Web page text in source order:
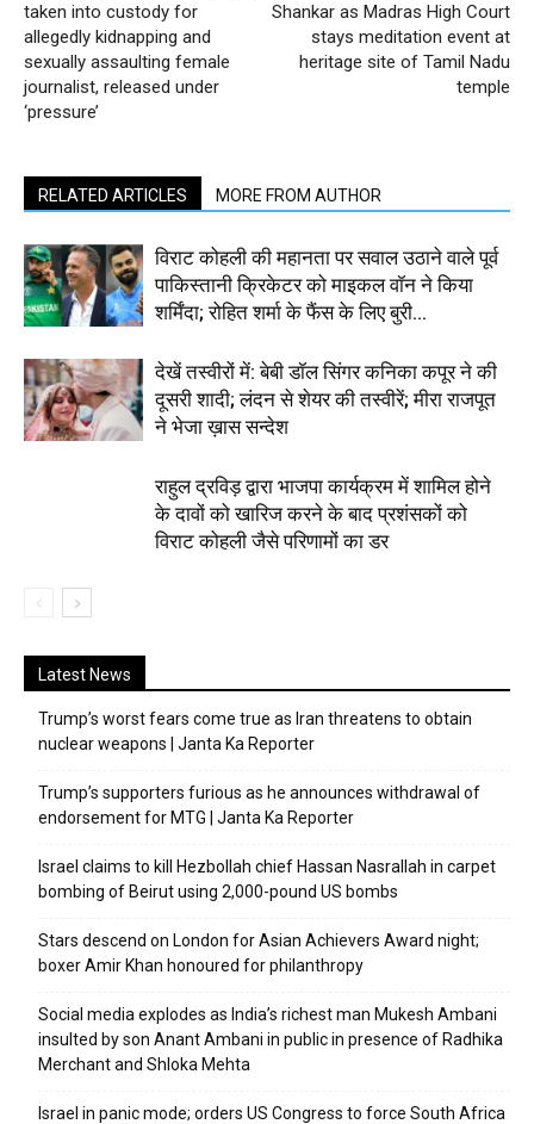
taken into custody for
allegedly kidnapping and
sexually assaulting female
journalist, released under
‘pressure’
Shankar as Madras High Court
stays meditation event at
heritage site of Tamil Nadu
temple
RELATED ARTICLES MORE FROM AUTHOR
विराट कोहली की महानता पर सवाल उठाने वाले पूर्व
पाकिस्तानी क्रिकेटर को माइकल वॉन ने किया
शर्मिंदा; रोहित शर्मा के फैंस के लिए बुरी...
देखें तस्वीरों में: बेबी डॉल सिंगर कनिका कपूर ने की
दूसरी शादी; लंदन से शेयर की तस्वीरें; मीरा राजपूत
ने भेजा ख़ास सन्देश
राहुल द्रविड़ द्वारा भाजपा कार्यक्रम में शामिल होने
के दावों को खारिज करने के बाद प्रशंसकों को
विराट कोहली जैसे परिणामों का डर
Latest News
Trump’s worst fears come true as Iran threatens to obtain
nuclear weapons | Janta Ka Reporter
Trump’s supporters furious as he announces withdrawal of
endorsement for MTG | Janta Ka Reporter
Israel claims to kill Hezbollah chief Hassan Nasrallah in carpet
bombing of Beirut using 2,000-pound US bombs
Stars descend on London for Asian Achievers Award night;
boxer Amir Khan honoured for philanthropy
Social media explodes as India’s richest man Mukesh Ambani
insulted by son Anant Ambani in public in presence of Radhika
Merchant and Shloka Mehta
Israel in panic mode; orders US Congress to force South Africa